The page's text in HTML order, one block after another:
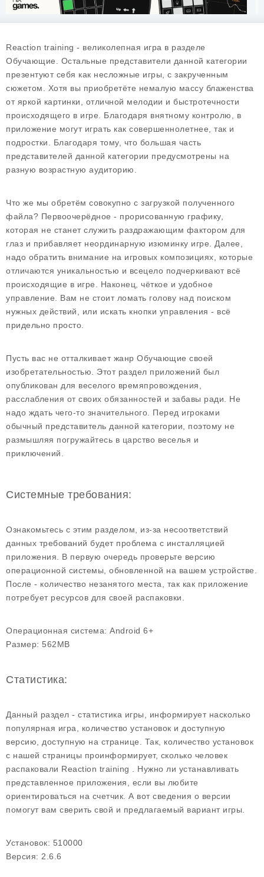
Reaction training - великолепная игра в разделе
Обучающие. Остальные представители данной категории
презентуют себя как несложные игры, с закрученным
сюжетом. Хотя вы приобретёте немалую массу блаженства
от яркой картинки, отличной мелодии и быстротечности
происходящего в игре. Благодаря внятному контролю, в
приложение могут играть как совершеннолетнее, так и
подростки. Благодаря тому, что большая часть
представителей данной категории предусмотрены на
разную возрастную аудиторию.
Что же мы обретём совокупно с загрузкой полученного
файла? Первоочерёдное - прорисованную графику,
которая не станет служить раздражающим фактором для
глаз и прибавляет неординарную изюминку игре. Далее,
надо обратить внимание на игровых композициях, которые
отличаются уникальностью и всецело подчеркивают всё
происходящие в игре. Наконец, чёткое и удобное
управление. Вам не стоит ломать голову над поиском
нужных действий, или искать кнопки управления - всё
придельно просто.
Пусть вас не отталкивает жанр Обучающие своей
изобретательностью. Этот раздел приложений был
опубликован для веселого времяпровождения,
расслабления от своих обязанностей и забавы ради. Не
надо ждать чего-то значительного. Перед игроками
обычный представитель данной категории, поэтому не
размышляя погружайтесь в царство веселья и
приключений.
Системные требования:
Ознакомьтесь с этим разделом, из-за несоответствий
данных требований будет проблема с инсталляцией
приложения. В первую очередь проверьте версию
операционной системы, обновленной на вашем устройстве.
После - количество незанятого места, так как приложение
потребует ресурсов для своей распаковки.
Операционная система: Android 6+
Размер: 562MB
Статистика:
Данный раздел - статистика игры, информирует насколько
популярная игра, количество установок и доступную
версию, доступную на странице. Так, количество установок
с нашей страницы проинформирует, сколько человек
распаковали Reaction training . Нужно ли устанавливать
представленное приложения, если вы любите
ориентироваться на счетчик. А вот сведения о версии
помогут вам сверить свой и предлагаемый вариант игры.
Установок: 510000
Версия: 2.6.6